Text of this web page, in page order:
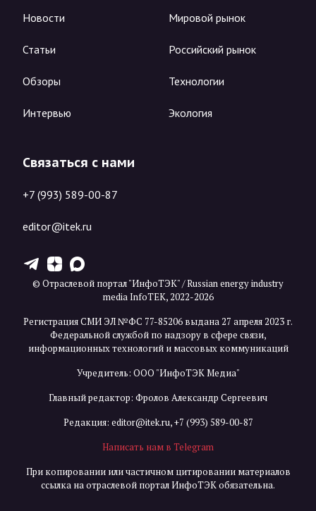
Новости
Статьи
Обзоры
Интервью
Мировой рынок
Российский рынок
Технологии
Экология
Связаться с нами
+7 (993) 589-00-87
editor@itek.ru
T Z X
© Отраслевой портал "ИнфоТЭК" / Russian energy industry
media InfoTEK, 2022-2026
Регистрация СМИ ЭЛ №ФС 77-85206 выдана 27 апреля 2023 г.
Федеральной службой по надзору в сфере связи,
информационных технологий и массовых коммуникаций
Учредитель: ООО "ИнфоТЭК Медиа"
Главный редактор: Фролов Александр Сергеевич
Редакция: editor@itek.ru,+7 (993) 589-00-87
Написать нам в Telegram
При копировании или частичном цитировании материалов
ссылка на отраслевой портал ИнфоТЭК обязательна.